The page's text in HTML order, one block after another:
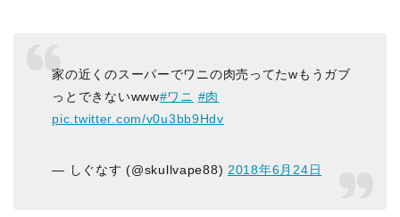
家の近くのスーパーでワニの肉売ってたwもうガブ
っとできないwww#ワニ #肉
pic.twitter.com/v0u3bb9Hdv
— しぐなす (@skullvape88)2018年6月24日